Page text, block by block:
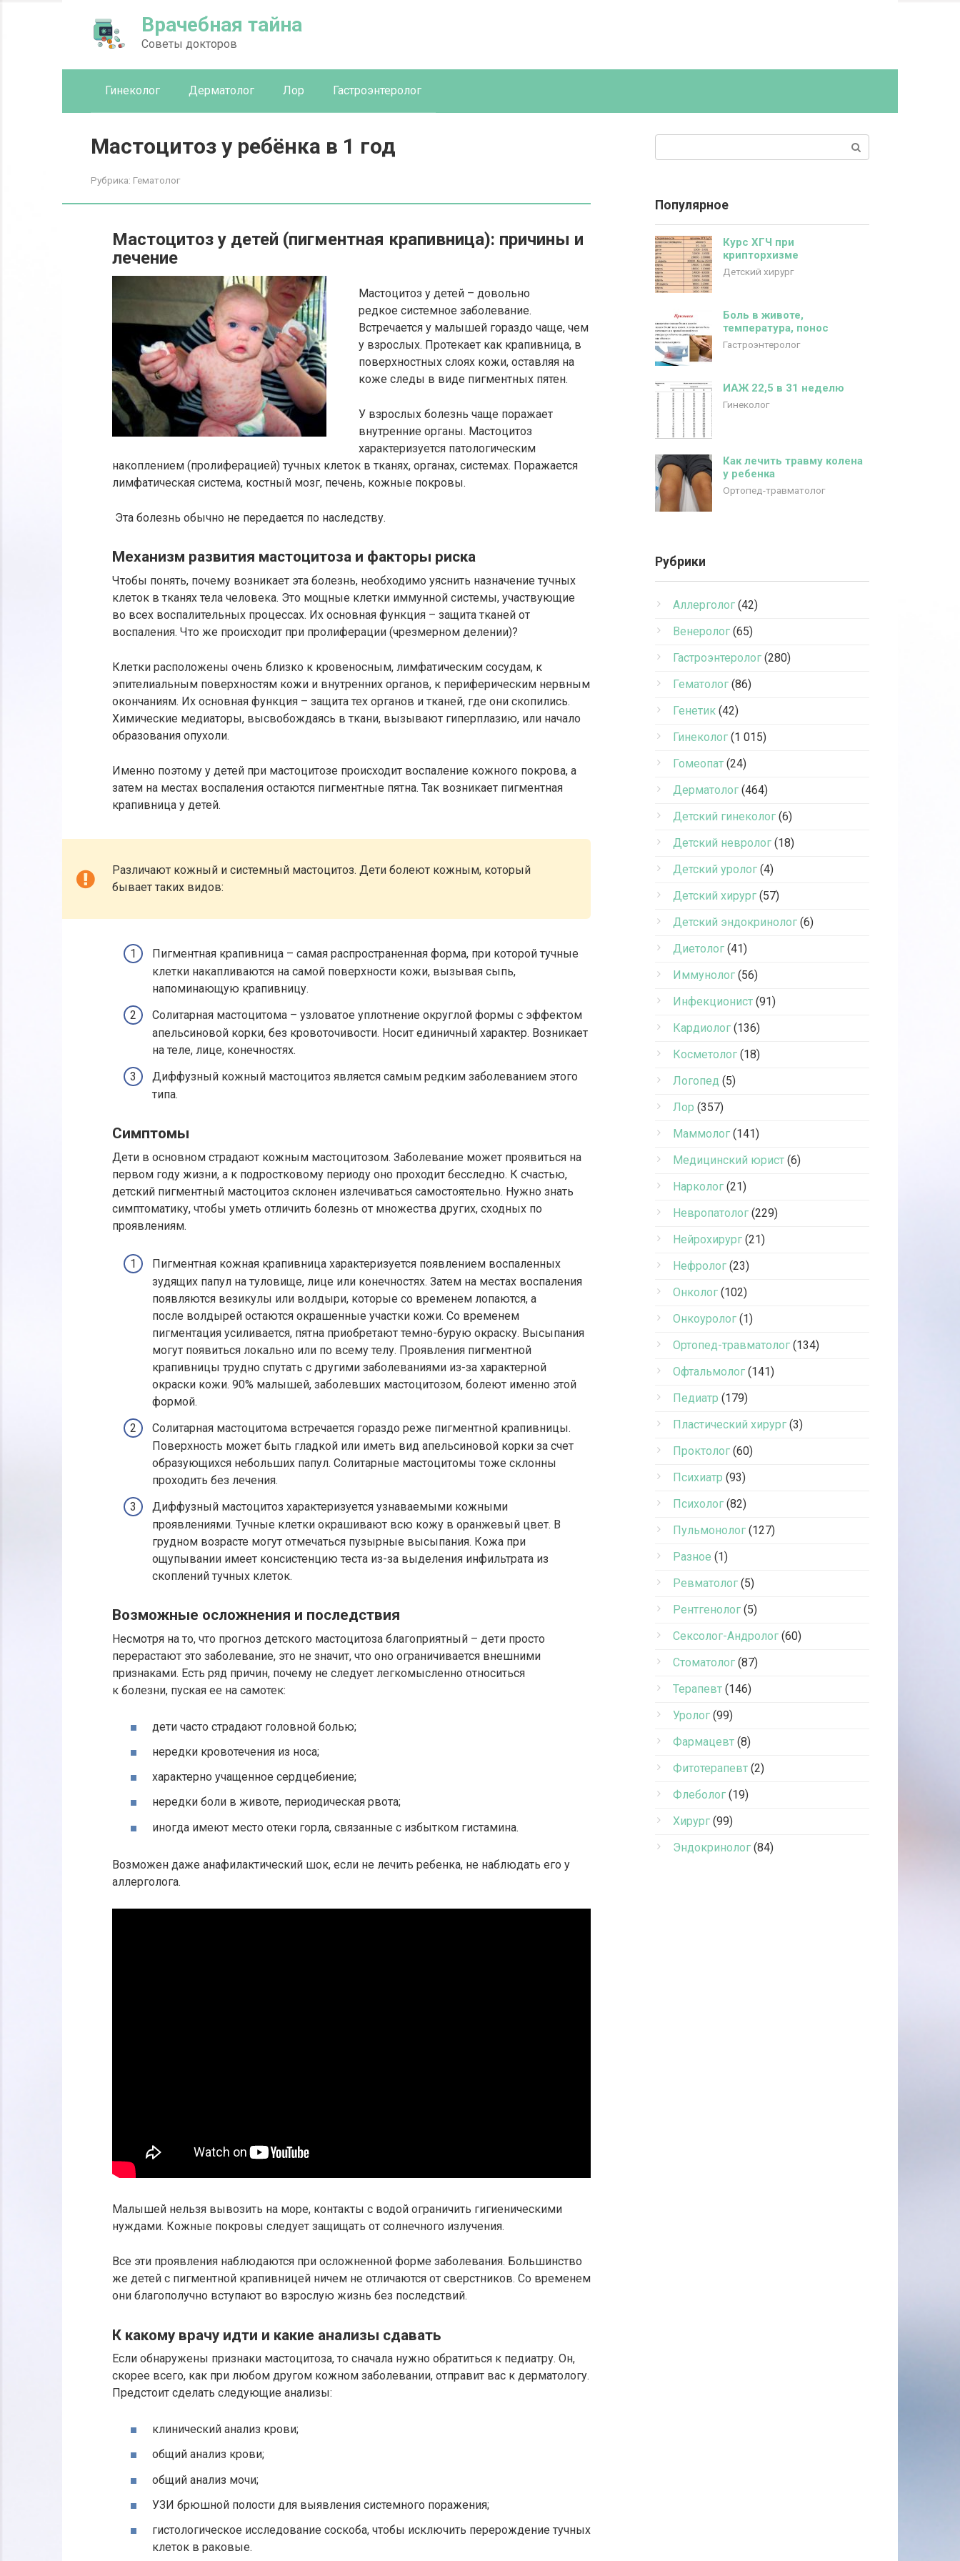
Врачебная тайна
Советы докторов
Гинеколог Дерматолог Лор Гастроэнтеролог
Мастоцитоз у ребёнка в 1 год
Рубрика: Гематолог
Мастоцитоз у детей (пигментная крапивница): причины и
лечение
Мастоцитоз у детей – довольно
редкое системное заболевание.
Встречается у малышей гораздо чаще, чем
у взрослых. Протекает как крапивница, в
поверхностных слоях кожи, оставляя на
коже следы в виде пигментных пятен.
У взрослых болезнь чаще поражает
внутренние органы. Мастоцитоз
характеризуется патологическим
накоплением (пролиферацией) тучных клеток в тканях, органах, системах. Поражается
лимфатическая система, костный мозг, печень, кожные покровы.
Эта болезнь обычно не передается по наследству.
Механизм развития мастоцитоза и факторы риска
Чтобы понять, почему возникает эта болезнь, необходимо уяснить назначение тучных
клеток в тканях тела человека. Это мощные клетки иммунной системы, участвующие
во всех воспалительных процессах. Их основная функция – защита тканей от
воспаления. Что же происходит при пролиферации (чрезмерном делении)?
Клетки расположены очень близко к кровеносным, лимфатическим сосудам, к
эпителиальным поверхностям кожи и внутренних органов, к периферическим нервным
окончаниям. Их основная функция – защита тех органов и тканей, где они скопились.
Химические медиаторы, высвобождаясь в ткани, вызывают гиперплазию, или начало
образования опухоли.
Именно поэтому у детей при мастоцитозе происходит воспаление кожного покрова, а
затем на местах воспаления остаются пигментные пятна. Так возникает пигментная
крапивница у детей.
Различают кожный и системный мастоцитоз. Дети болеют кожным, который
бывает таких видов:
Пигментная крапивница – самая распространенная форма, при которой тучные
клетки накапливаются на самой поверхности кожи, вызывая сыпь,
напоминающую крапивницу.
Солитарная мастоцитома – узловатое уплотнение округлой формы с эффектом
апельсиновой корки, без кровоточивости. Носит единичный характер. Возникает
на теле, лице, конечностях.
Диффузный кожный мастоцитоз является самым редким заболеванием этого
типа.
Симптомы
Дети в основном страдают кожным мастоцитозом. Заболевание может проявиться на
первом году жизни, а к подростковому периоду оно проходит бесследно. К счастью,
детский пигментный мастоцитоз склонен излечиваться самостоятельно. Нужно знать
симптоматику, чтобы уметь отличить болезнь от множества других, сходных по
проявлениям.
Пигментная кожная крапивница характеризуется появлением воспаленных
зудящих папул на туловище, лице или конечностях. Затем на местах воспаления
появляются везикулы или волдыри, которые со временем лопаются, а
после волдырей остаются окрашенные участки кожи. Со временем
пигментация усиливается, пятна приобретают темно-бурую окраску. Высыпания
могут появиться локально или по всему телу. Проявления пигментной
крапивницы трудно спутать с другими заболеваниями из-за характерной
окраски кожи. 90% малышей, заболевших мастоцитозом, болеют именно этой
формой.
Солитарная мастоцитома встречается гораздо реже пигментной крапивницы.
Поверхность может быть гладкой или иметь вид апельсиновой корки за счет
образующихся небольших папул. Солитарные мастоцитомы тоже склонны
проходить без лечения.
Диффузный мастоцитоз характеризуется узнаваемыми кожными
проявлениями. Тучные клетки окрашивают всю кожу в оранжевый цвет. В
грудном возрасте могут отмечаться пузырные высыпания. Кожа при
ощупывании имеет консистенцию теста из-за выделения инфильтрата из
скоплений тучных клеток.
Возможные осложнения и последствия
Несмотря на то, что прогноз детского мастоцитоза благоприятный – дети просто
перерастают это заболевание, это не значит, что оно ограничивается внешними
признаками. Есть ряд причин, почему не следует легкомысленно относиться
к болезни, пуская ее на самотек:
дети часто страдают головной болью;
нередки кровотечения из носа;
характерно учащенное сердцебиение;
нередки боли в животе, периодическая рвота;
иногда имеют место отеки горла, связанные с избытком гистамина.
Возможен даже анафилактический шок, если не лечить ребенка, не наблюдать его у
аллерголога.
Малышей нельзя вывозить на море, контакты с водой ограничить гигиеническими
нуждами. Кожные покровы следует защищать от солнечного излучения.
Все эти проявления наблюдаются при осложненной форме заболевания. Большинство
же детей с пигментной крапивницей ничем не отличаются от сверстников. Со временем
они благополучно вступают во взрослую жизнь без последствий.
К какому врачу идти и какие анализы сдавать
Если обнаружены признаки мастоцитоза, то сначала нужно обратиться к педиатру. Он,
скорее всего, как при любом другом кожном заболевании, отправит вас к дерматологу.
Предстоит сделать следующие анализы:
клинический анализ крови;
общий анализ крови;
общий анализ мочи;
УЗИ брюшной полости для выявления системного поражения;
гистологическое исследование соскоба, чтобы исключить перерождение тучных
клеток в раковые.
Популярное
Курс ХГЧ при
крипторхизме
Детский хирург
Боль в животе,
температура, понос
Гастроэнтеролог
ИАЖ 22,5 в 31 неделю
Гинеколог
Как лечить травму колена
у ребенка
Ортопед-травматолог
Рубрики
Аллерголог (42)
Венеролог (65)
Гастроэнтеролог (280)
Гематолог (86)
Генетик (42)
Гинеколог (1 015)
Гомеопат (24)
Дерматолог (464)
Детский гинеколог (6)
Детский невролог (18)
Детский уролог (4)
Детский хирург (57)
Детский эндокринолог (6)
Диетолог (41)
Иммунолог (56)
Инфекционист (91)
Кардиолог (136)
Косметолог (18)
Логопед (5)
Лор (357)
Маммолог (141)
Медицинский юрист (6)
Нарколог (21)
Невропатолог (229)
Нейрохирург (21)
Нефролог (23)
Онколог (102)
Онкоуролог (1)
Ортопед-травматолог (134)
Офтальмолог (141)
Педиатр (179)
Пластический хирург (3)
Проктолог (60)
Психиатр (93)
Психолог (82)
Пульмонолог (127)
Разное (1)
Ревматолог (5)
Рентгенолог (5)
Сексолог-Андролог (60)
Стоматолог (87)
Терапевт (146)
Уролог (99)
Фармацевт (8)
Фитотерапевт (2)
Флеболог (19)
Хирург (99)
Эндокринолог (84)